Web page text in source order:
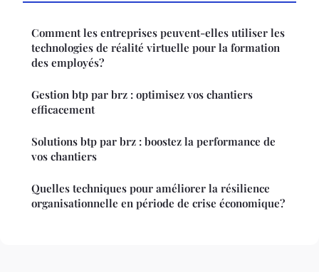
Comment les entreprises peuvent-elles utiliser les
technologies de réalité virtuelle pour la formation
des employés?
Gestion btp par brz : optimisez vos chantiers
efficacement
Solutions btp par brz : boostez la performance de
vos chantiers
Quelles techniques pour améliorer la résilience
organisationnelle en période de crise économique?